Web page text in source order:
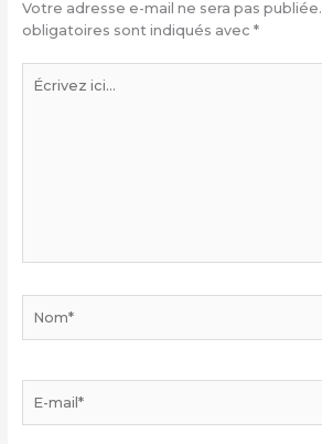
Votre adresse e-mail ne sera pas publiée.
obligatoires sont indiqués avec *
ici…
mail*